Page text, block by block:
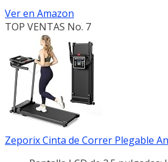
Ver en Amazon
TOP VENTAS No. 7
Zeporix Cinta de Correr Plegable